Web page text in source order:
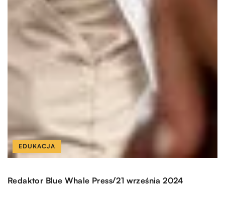
EDUKACJA
Redaktor Blue Whale Press/21 września 2024